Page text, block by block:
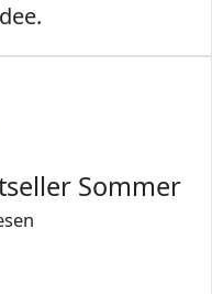
Sommer